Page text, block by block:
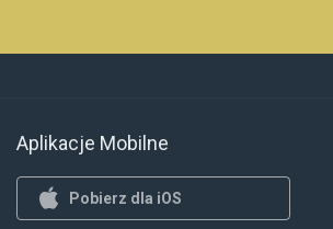
Aplikacje Mobilne
Pobierz dla iOS